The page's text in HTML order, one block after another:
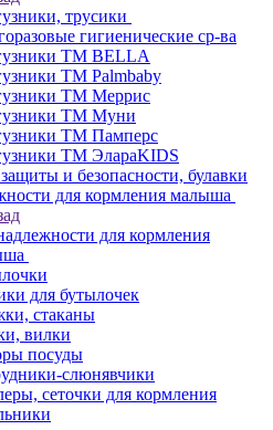
трусики
гигиенические ср-ва
ТМ BELLA
ТМ Palmbaby
ТМ Меррис
ТМ Муни
ТМ Памперс
ТМ ЭлараKIDS
и безопасности, булавки
для кормления малыша
для кормления
для бутылочек
стаканы
вилки
посуды
слюнявчики
сеточки для кормления